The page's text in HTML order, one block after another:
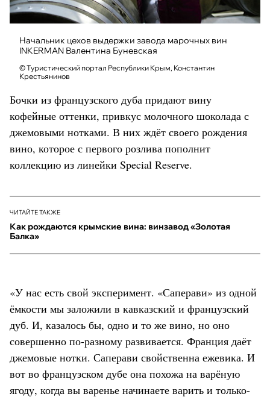
Начальник цехов выдержки завода марочных вин
INKERMAN Валентина Буневская
© Туристический портал Республики Крым, Константин
Крестьянинов
Бочки из французского дуба придают вину
кофейные оттенки, привкус молочного шоколада с
джемовыми нотками. В них ждёт своего рождения
вино, которое с первого розлива пополнит
коллекцию из линейки Special Reserve.
ЧИТАЙТЕ ТАКЖЕ
Как рождаются крымские вина: винзавод «Золотая
Балка»
«У нас есть свой эксперимент. «Саперави» из одной
ёмкости мы заложили в кавказский и французский
дуб. И, казалось бы, одно и то же вино, но оно
совершенно по-разному развивается. Франция даёт
джемовые нотки. Саперави свойственна ежевика. И
вот во французском дубе она похожа на варёную
ягоду, когда вы варенье начинаете варить и только-